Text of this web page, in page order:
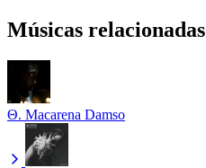
Músicas relacionadas
Θ. Macarena Damso